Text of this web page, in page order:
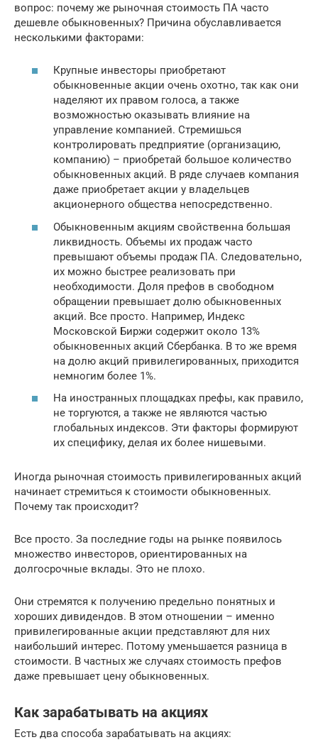
вопрос: почему же рыночная стоимость ПА часто
дешевле обыкновенных? Причина обуславливается
несколькими факторами:
Крупные инвесторы приобретают
обыкновенные акции очень охотно, так как они
наделяют их правом голоса, а также
возможностью оказывать влияние на
управление компанией. Стремишься
контролировать предприятие (организацию,
компанию) – приобретай большое количество
обыкновенных акций. В ряде случаев компания
даже приобретает акции у владельцев
акционерного общества непосредственно.
Обыкновенным акциям свойственна большая
ликвидность. Объемы их продаж часто
превышают объемы продаж ПА. Следовательно,
их можно быстрее реализовать при
необходимости. Доля префов в свободном
обращении превышает долю обыкновенных
акций. Все просто. Например, Индекс
Московской Биржи содержит около 13%
обыкновенных акций Сбербанка. В то же время
на долю акций привилегированных, приходится
немногим более 1%.
На иностранных площадках префы, как правило,
не торгуются, а также не являются частью
глобальных индексов. Эти факторы формируют
их специфику, делая их более нишевыми.
Иногда рыночная стоимость привилегированных акций
начинает стремиться к стоимости обыкновенных.
Почему так происходит?
Все просто. За последние годы на рынке появилось
множество инвесторов, ориентированных на
долгосрочные вклады. Это не плохо.
Они стремятся к получению предельно понятных и
хороших дивидендов. В этом отношении – именно
привилегированные акции представляют для них
наибольший интерес. Потому уменьшается разница в
стоимости. В частных же случаях стоимость префов
даже превышает цену обыкновенных.
Как зарабатывать на акциях
Есть два способа зарабатывать на акциях: